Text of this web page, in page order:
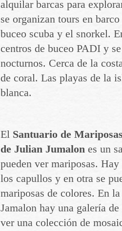
alquilar barcas para
se organizan tours en
buceo scuba y el snorkel.
centros de buceo PADI y
nocturnos. Cerca de la
de coral. Las playas de la
blanca.
El Santuario de
de Julian Jumalon es un
pueden ver mariposas.
los capullos y en otra se
mariposas de colores. En
Jamalon hay una galería
ver una colección de